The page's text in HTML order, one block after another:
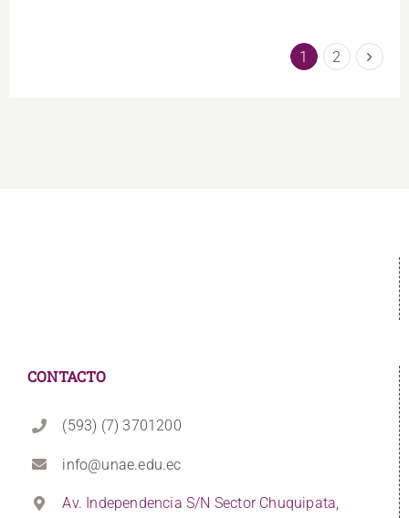
1 2
CONTACTO
(593) (7) 3701200
info@unae.edu.ec
Av. Independencia S/N Sector Chuquipata,